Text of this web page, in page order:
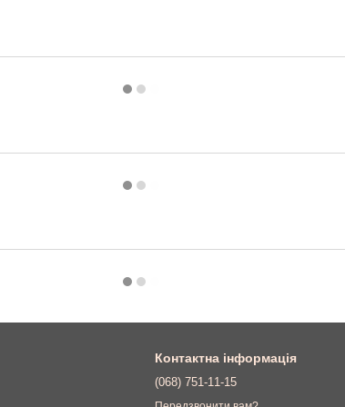
Контактна інформація
(068) 751-11-15